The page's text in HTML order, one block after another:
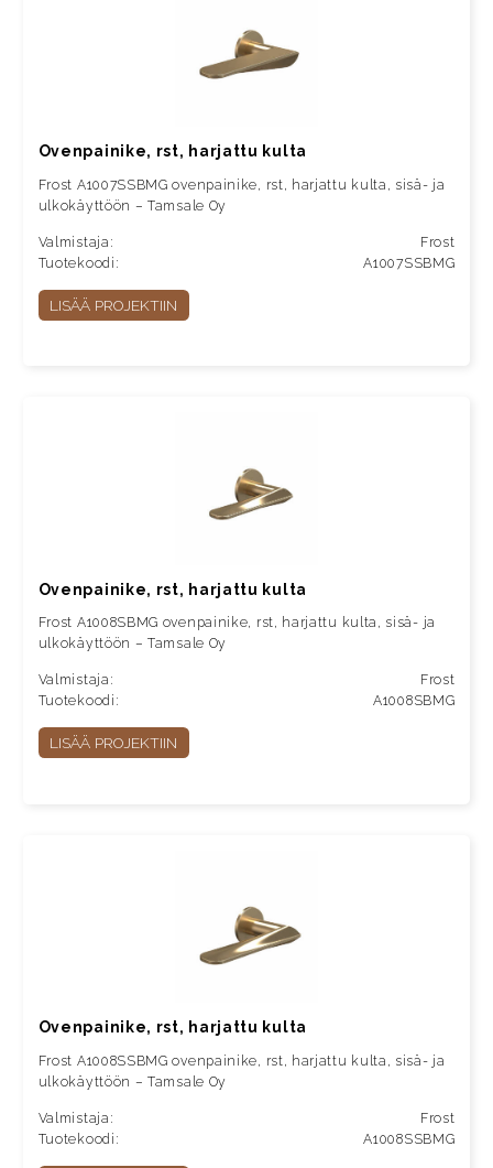
Ovenpainike, rst, harjattu kulta
Frost A1007SSBMG ovenpainike, rst, harjattu kulta, sisä- ja
ulkokäyttöön – Tamsale Oy
Valmistaja:
Frost
Tuotekoodi:
A1007SSBMG
LISÄÄ PROJEKTIIN
Ovenpainike, rst, harjattu kulta
Frost A1008SBMG ovenpainike, rst, harjattu kulta, sisä- ja
ulkokäyttöön – Tamsale Oy
Valmistaja:
Frost
Tuotekoodi:
A1008SBMG
LISÄÄ PROJEKTIIN
Ovenpainike, rst, harjattu kulta
Frost A1008SSBMG ovenpainike, rst, harjattu kulta, sisä- ja
ulkokäyttöön – Tamsale Oy
Valmistaja:
Frost
Tuotekoodi:
A1008SSBMG